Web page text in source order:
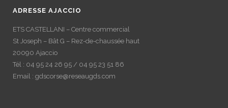
ADRESSE AJACCIO
ETS CASTELLANI – Centre commercial
St Joseph – Bât G – Rez-de-chaussée haut
20090 Ajaccio
Tél : 04 95 24 26 95 / 04 95 23 51 86
Email : gdscorse@reseaugds.com